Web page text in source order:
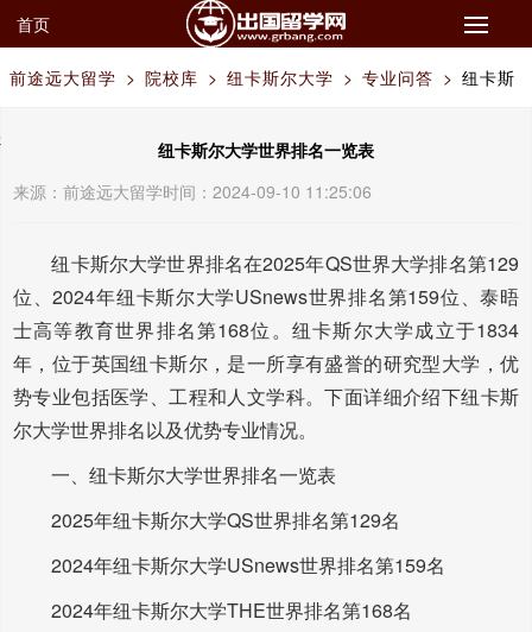
首页
前途远大留学 > 院校库 > 纽卡斯尔大学 > 专业问答 > 纽卡斯
尔大学世界排名一览表
纽卡斯尔大学世界排名一览表
来源： 前途远大留学时间：2024-09-10 11:25:06
纽卡斯尔大学世界排名在2025年QS世界大学排名第129
位、2024年纽卡斯尔大学USnews世界排名第159位、泰晤
士高等教育世界排名第168位。纽卡斯尔大学成立于1834
年，位于英国纽卡斯尔，是一所享有盛誉的研究型大学，优
势专业包括医学、工程和人文学科。下面详细介绍下纽卡斯
尔大学世界排名以及优势专业情况。
一、纽卡斯尔大学世界排名一览表
2025年纽卡斯尔大学QS世界排名第129名
2024年纽卡斯尔大学USnews世界排名第159名
2024年纽卡斯尔大学THE世界排名第168名